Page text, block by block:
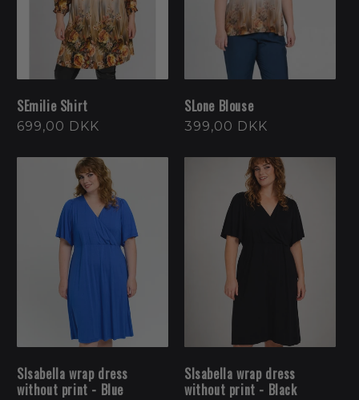
SEmilie Shirt
Normalpris
699,00 DKK
SLone Blouse
Normalpris
399,00 DKK
SIsabella wrap dress
without print - Blue
SIsabella wrap dress
without print - Black